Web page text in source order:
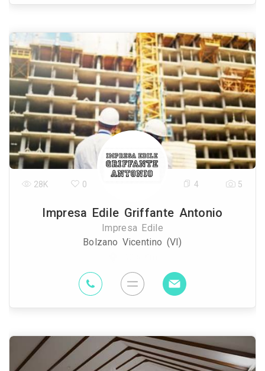
Impresa Edile Griffante Antonio
Impresa Edile
Bolzano Vicentino (VI)
28K 0 4 5